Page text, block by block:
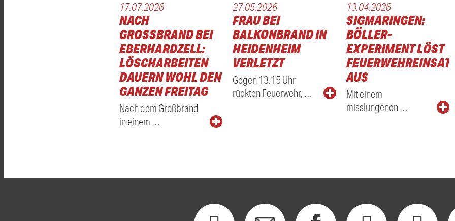
17.07.2026
NACH
GROSSBRAND BEI E
BERHARDZELL: L
ÖSCHARBEITEN D
AUERN WOHL DEN G
ANZEN FREITAG
Nach dem Großbrand
in einem …
27.05.2026
FRAU BEI
BALKONBRAND IN
HEIDENHEIM
VERLETZT
Gegen 13.15 Uhr
rückten Feuerwehr, …
13.04.2026
SIGMARINGEN:
BÖLLER-
EXPERIMENT LÖST
AUS
Mit einem
misslungenen …